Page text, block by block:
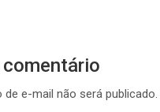
comentário
de e-mail não será publicado.